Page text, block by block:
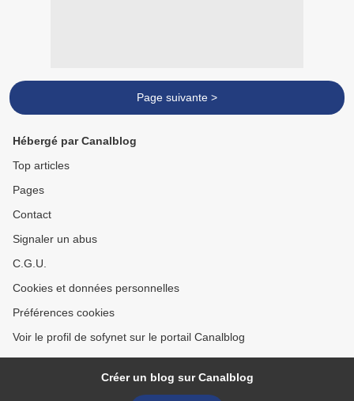
Page suivante >
Hébergé par Canalblog
Top articles
Pages
Contact
Signaler un abus
C.G.U.
Cookies et données personnelles
Préférences cookies
Voir le profil de sofynet sur le portail Canalblog
Créer un blog sur Canalblog